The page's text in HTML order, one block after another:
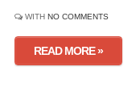
WITH NO COMMENTS
READ MORE »